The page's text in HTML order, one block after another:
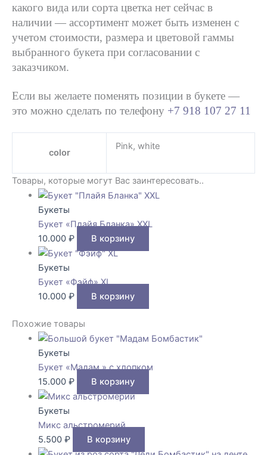
какого вида или сорта цветка нет сейчас в
наличии — ассортимент может быть изменен с
учетом стоимости, размера и цветовой гаммы
выбранного букета при согласовании с
заказчиком.
Если вы желаете поменять позиции в букете —
это можно сделать по телефону +7 918 107 27 11
color
Pink, white
Товары, которые могут Вас заинтересовать..
Букеты
Букет «Плайя Бланка» XXL
10.000 ₽ В корзину
Букеты
Букет «Фэйф» XL
10.000 ₽ В корзину
Похожие товары
Букеты
Букет «Мадам » с хлопком
15.000 ₽ В корзину
Букеты
Микс альстромерий
5.500 ₽ В корзину